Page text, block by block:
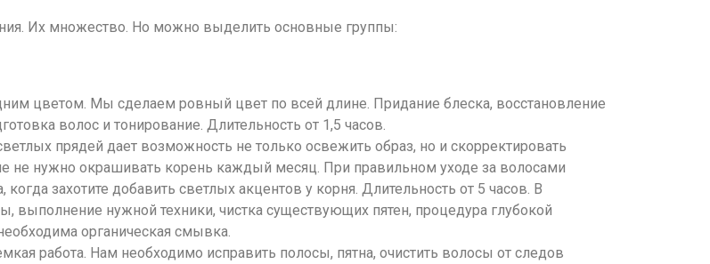
Их множество. Но можно выделить основные группы:
цветом. Мы сделаем ровный цвет по всей длине. Придание блеска, восстановление
волос и тонирование. Длительность от 1,5 часов.
прядей дает возможность не только освежить образ, но и скорректировать
нужно окрашивать корень каждый месяц. При правильном уходе за волосами
захотите добавить светлых акцентов у корня. Длительность от 5 часов. В
выполнение нужной техники, чистка существующих пятен, процедура глубокой
органическая смывка.
работа. Нам необходимо исправить полосы, пятна, очистить волосы от следов